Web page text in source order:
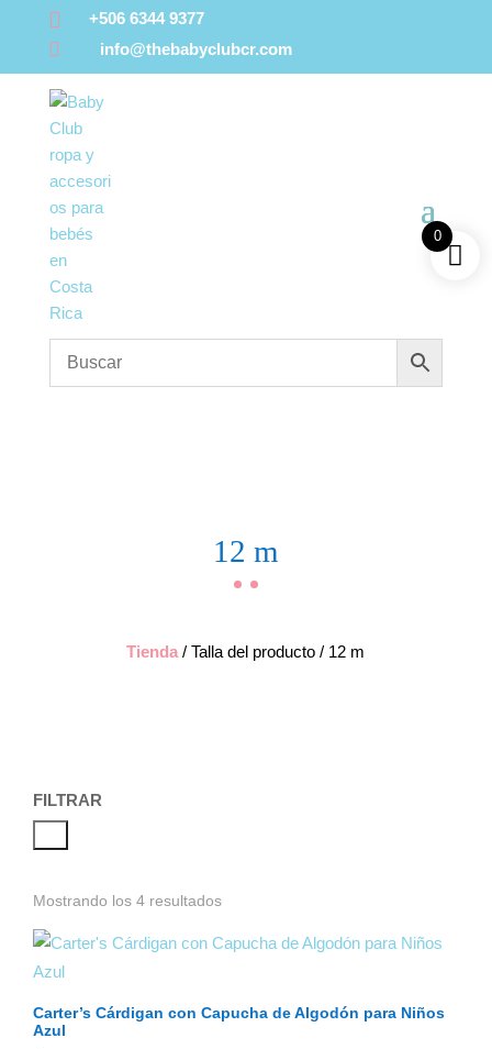
 +506 6344 9377
 info@thebabyclubcr.com
12 m
Tienda / Talla del producto / 12 m
FILTRAR
Mostrando los 4 resultados
Carter’s Cárdigan con Capucha de Algodón para Niños
Azul
0